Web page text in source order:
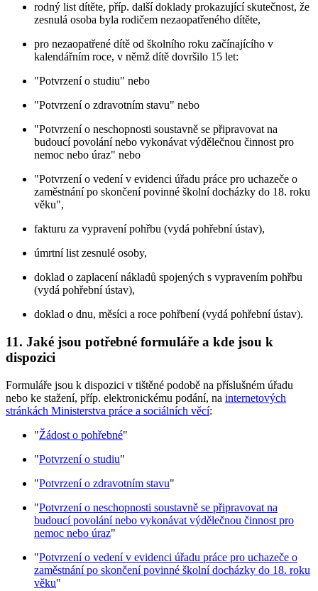
rodný list dítěte, příp. další doklady prokazující skutečnost, že
zesnulá osoba byla rodičem nezaopatřeného dítěte,
pro nezaopatřené dítě od školního roku začínajícího v
kalendářním roce, v němž dítě dovršilo 15 let:
"Potvrzení o studiu" nebo
"Potvrzení o zdravotním stavu" nebo
"Potvrzení o neschopnosti soustavně se připravovat na
budoucí povolání nebo vykonávat výdělečnou činnost pro
nemoc nebo úraz" nebo
"Potvrzení o vedení v evidenci úřadu práce pro uchazeče o
zaměstnání po skončení povinné školní docházky do 18. roku
věku",
fakturu za vypravení pohřbu (vydá pohřební ústav),
úmrtní list zesnulé osoby,
doklad o zaplacení nákladů spojených s vypravením pohřbu
(vydá pohřební ústav),
doklad o dnu, měsíci a roce pohřbení (vydá pohřební ústav).
11. Jaké jsou potřebné formuláře a kde jsou k
dispozici
Formuláře jsou k dispozici v tištěné podobě na příslušném úřadu
nebo ke stažení, příp. elektronickému podání, na internetových
stránkách Ministerstva práce a sociálních věcí:
"Žádost o pohřebné"
"Potvrzení o studiu"
"Potvrzení o zdravotním stavu"
"Potvrzení o neschopnosti soustavně se připravovat na
budoucí povolání nebo vykonávat výdělečnou činnost pro
nemoc nebo úraz"
"Potvrzení o vedení v evidenci úřadu práce pro uchazeče o
zaměstnání po skončení povinné školní docházky do 18. roku
věku"